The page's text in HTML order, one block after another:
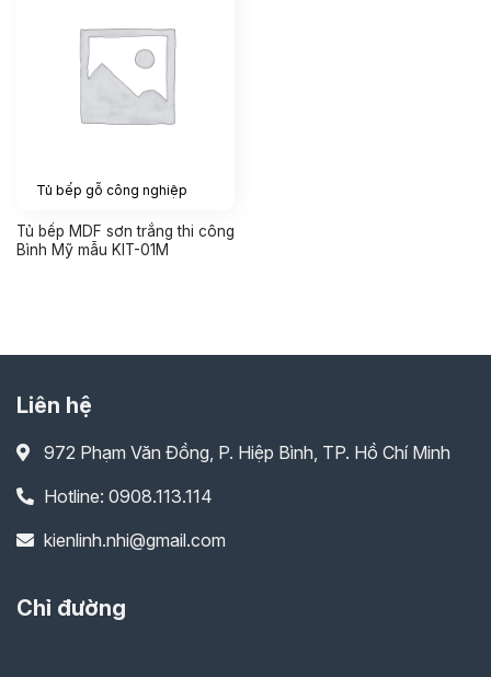
Tủ bếp gỗ công nghiệp
Tủ bếp MDF sơn trắng thi công
Bình Mỹ mẫu KIT-01M
Liên hệ
972 Phạm Văn Đồng, P. Hiệp Bình, TP. Hồ Chí Minh
Hotline: 0908.113.114
kienlinh.nhi@gmail.com
Chỉ đường